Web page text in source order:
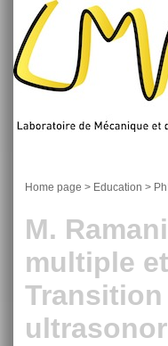
Home page > Education >
M.
multiple